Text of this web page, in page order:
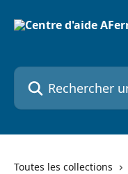
Rechercher un article...
Toutes les collections